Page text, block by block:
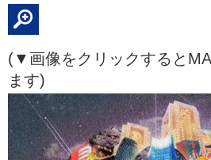
(▼画像をクリックすると
ます)